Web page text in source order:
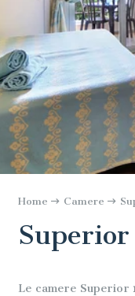
Home Camere
Superior
Le camere Superior